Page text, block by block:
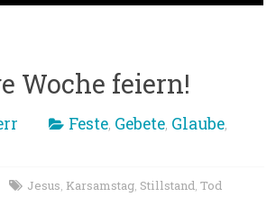
Woche feiern!
Feste, Gebete, Glaube,
Jesus, Karsamstag, Stillstand,Tod